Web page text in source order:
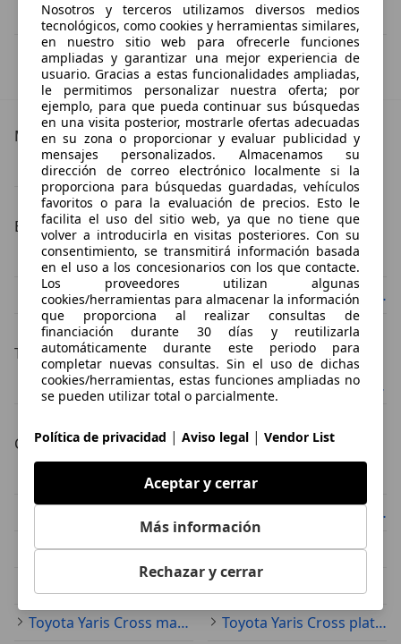
IVA deducible
Esta información la proporciona el proveedor del certificado.
Más detalles
Toyota Yaris Cross Especificaciones técnicas
Estado del vehículo
Toyota Yaris Cross ocasión
Toyota Yaris Cross KM0
Toyota Yaris Cross nuevo
Tipos de combustible
Toyota Yaris Cross electro/gasolina
Toyota Yaris Cross gasolina
Color de la carrocería
Toyota Yaris Cross blanco
Toyota Yaris Cross gris
Toyota Yaris Cross rojo
Toyota Yaris Cross negro
Toyota Yaris Cross verde
Toyota Yaris Cross marrón
Toyota Yaris Cross plateado
Nosotros y terceros utilizamos diversos medios
tecnológicos, como cookies y herramientas similares,
en nuestro sitio web para ofrecerle funciones
ampliadas y garantizar una mejor experiencia de
usuario. Gracias a estas funcionalidades ampliadas,
le permitimos personalizar nuestra oferta; por
ejemplo, para que pueda continuar sus búsquedas
en una visita posterior, mostrarle ofertas adecuadas
en su zona o proporcionar y evaluar publicidad y
mensajes personalizados. Almacenamos su
dirección de correo electrónico localmente si la
proporciona para búsquedas guardadas, vehículos
favoritos o para la evaluación de precios. Esto le
facilita el uso del sitio web, ya que no tiene que
volver a introducirla en visitas posteriores. Con su
consentimiento, se transmitirá información basada
en el uso a los concesionarios con los que contacte.
Los proveedores utilizan algunas
cookies/herramientas para almacenar la información
que proporciona al realizar consultas de
financiación durante 30 días y reutilizarla
automáticamente durante este periodo para
completar nuevas consultas. Sin el uso de dichas
cookies/herramientas, estas funciones ampliadas no
se pueden utilizar total o parcialmente.
Política de privacidad | Aviso legal | Vendor List
Aceptar y cerrar
Más información
Rechazar y cerrar